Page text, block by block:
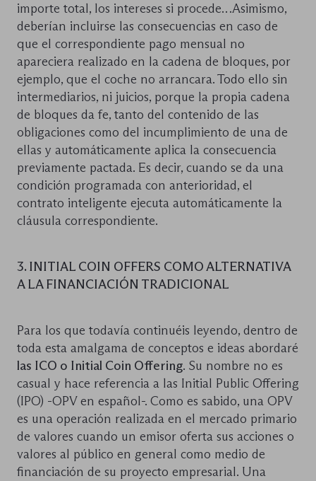
importe total, los intereses si procede…Asimismo,
deberían incluirse las consecuencias en caso de
que el correspondiente pago mensual no
apareciera realizado en la cadena de bloques, por
ejemplo, que el coche no arrancara. Todo ello sin
intermediarios, ni juicios, porque la propia cadena
de bloques da fe, tanto del contenido de las
obligaciones como del incumplimiento de una de
ellas y automáticamente aplica la consecuencia
previamente pactada. Es decir, cuando se da una
condición programada con anterioridad, el
contrato inteligente ejecuta automáticamente la
cláusula correspondiente.
3. INITIAL COIN OFFERS COMO ALTERNATIVA
A LA FINANCIACIÓN TRADICIONAL
Para los que todavía continuéis leyendo, dentro de
toda esta amalgama de conceptos e ideas abordaré
las ICO o Initial Coin Offering. Su nombre no es
casual y hace referencia a las Initial Public Offering
(IPO) -OPV en español-. Como es sabido, una OPV
es una operación realizada en el mercado primario
de valores cuando un emisor oferta sus acciones o
valores al público en general como medio de
financiación de su proyecto empresarial. Una